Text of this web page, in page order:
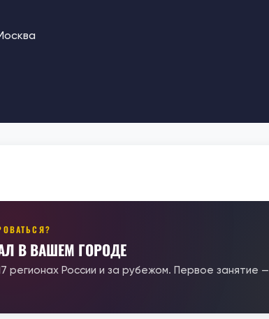
В ВАШЕМ ГОРОДЕ
регионах России и за рубежом. Первое занятие —